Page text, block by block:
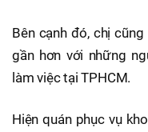
Bên cạnh đó, chị
gần hơn với những
làm việc tại TPHCM.
Hiện quán phục vụ